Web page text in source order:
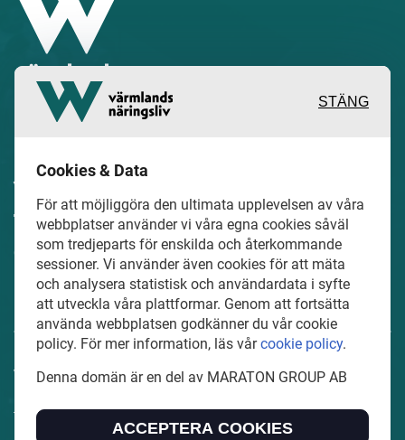
värdefulla berättelser och reportage
från och om det lokala näringslivet och
dess aktörer samt en hel del annan
läsvärt innehåll.
VarmlandsNaringsliv.se är en del av mediakoncernen
tidningsvarumärken i Europa.
STÄNG
Cookies & Data
För att möjliggöra den ultimata upplevelsen av våra
webbplatser använder vi våra egna cookies såväl
som tredjeparts för enskilda och återkommande
sessioner. Vi använder även cookies för att mäta
och analysera statistisk och användardata i syfte
att utveckla våra plattformar. Genom att fortsätta
använda webbplatsen godkänner du vår cookie
policy. För mer information, läs vårcookie policy.
Denna domän är en del av MARATON GROUP AB
ACCEPTERA COOKIES